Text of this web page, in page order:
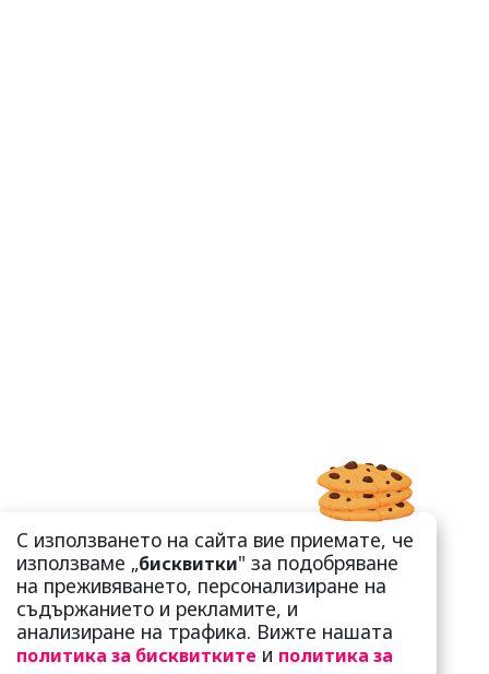
С използването на сайта вие приемате, че
използваме „бисквитки" за подобряване
на преживяването, персонализиране на
съдържанието и рекламите, и
анализиране на трафика. Вижте нашата
политика за бисквитките и политика за